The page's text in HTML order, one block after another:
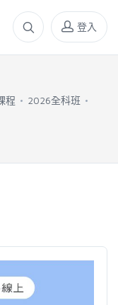
登入
程 2026全科班